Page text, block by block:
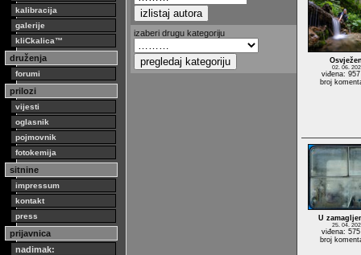
kalibracija
galerije
kliCkalica™
druženja
forumi
prilozi
vijesti
oglasnik
pojmovnik
fotokemija
sitnine
impressum
kontakt
press
prijavnica
nadimak:
izaberi drugu kategoriju
02. 06.
viđena:
broj
U
25. 04.
viđena:
broj